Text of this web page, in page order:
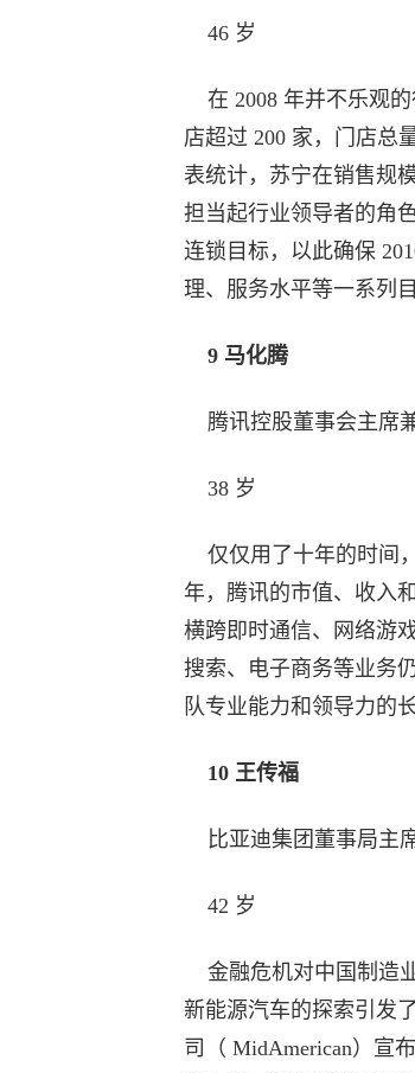
46 岁
在 2008 年并不乐观的
店超过 200 家，门店总
表统计，苏宁在销售规
担当起行业领导者的角
连锁目标，以此确保
理、服务水平等一系列
9 马化腾
腾讯控股董事会主席
38 岁
仅仅用了十年的时间
年，腾讯的市值、收入
横跨即时通信、网络游
搜索、电子商务等业务
队专业能力和领导力的
10 王传福
比亚迪集团董事局主
42 岁
金融危机对中国制造
新能源汽车的探索引发
司（ MidAmerican）宣